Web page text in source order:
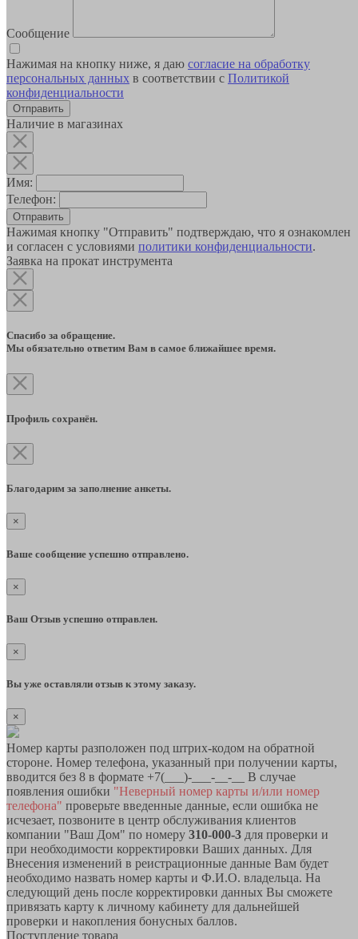
Сообщение
Нажимая на кнопку ниже, я даю согласие на обработку
персональных данных в соответствии с Политикой
конфиденциальности
Наличие в магазинах
Имя:
Телефон:
Отправить
Нажимая кнопку "Отправить" подтверждаю, что я ознакомлен
и согласен с условиями политики конфиденциальности.
Заявка на прокат инструмента
Спасибо за обращение.
Мы обязательно ответим Вам в самое ближайшее время.
Профиль сохранён.
Благодарим за заполнение анкеты.
×
Ваше сообщение успешно отправлено.
×
Ваш Отзыв успешно отправлен.
×
Вы уже оставляли отзыв к этому заказу.
×
Номер карты разположен под штрих-кодом на обратной
стороне. Номер телефона, указанный при получении карты,
вводится без 8 в формате +7(___)-___-__-__ В случае
появления ошибки "Неверный номер карты и/или номер
телефона" проверьте введенные данные, если ошибка не
исчезает, позвоните в центр обслуживания клиентов
компании "Ваш Дом" по номеру 310-000-3 для проверки и
при необходимости корректировки Ваших данных. Для
Внесения изменений в реистрационные данные Вам будет
необходимо назвать номер карты и Ф.И.О. владельца. На
следующий день после корректировки данных Вы сможете
привязать карту к личному кабинету для дальнейшей
проверки и накопления бонусных баллов.
Поступление товара